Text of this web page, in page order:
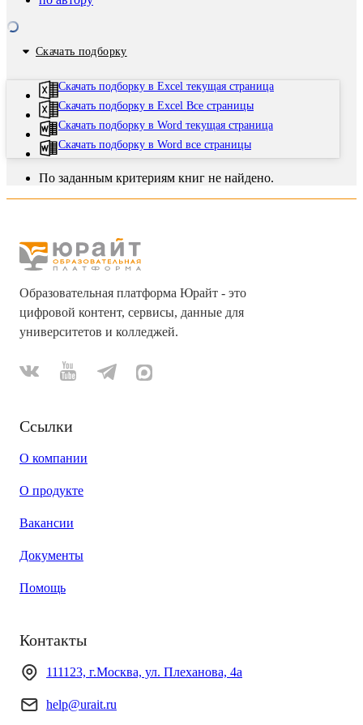
Скачать подборку
Скачать подборку в Excel текущая страница
Скачать подборку в Excel Все страницы
Скачать подборку в Word текущая страница
Скачать подборку в Word все страницы
По заданным критериям книг не найдено.
Образовательная платформа Юрайт - это
цифровой контент, сервисы, данные для
университетов и колледжей.
Ссылки
О компании
О продукте
Вакансии
Документы
Помощь
Контакты
111123, г.Москва, ул. Плеханова, 4а
help@urait.ru